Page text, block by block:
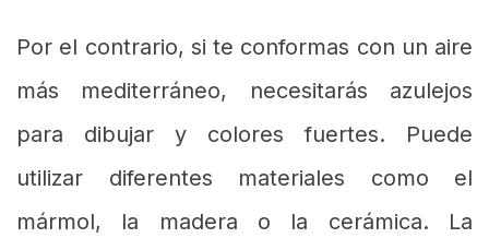
Por el contrario, si te conformas con un aire
más mediterráneo, necesitarás azulejos
para dibujar y colores fuertes. Puede
utilizar diferentes materiales como el
mármol, la madera o la cerámica. La